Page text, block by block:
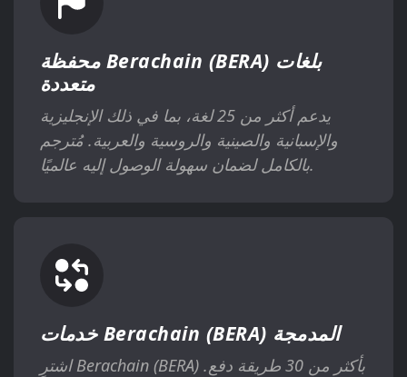
محفظة Berachain (BERA) بلغات
متعددة
يدعم أكثر من 25 لغة، بما في ذلك الإنجليزية
والإسبانية والصينية والروسية والعربية. مُترجم
بالكامل لضمان سهولة الوصول إليه عالميًا.
خدمات Berachain (BERA) المدمجة
اشترِ Berachain (BERA) بأكثر من 30 طريقة دفع.